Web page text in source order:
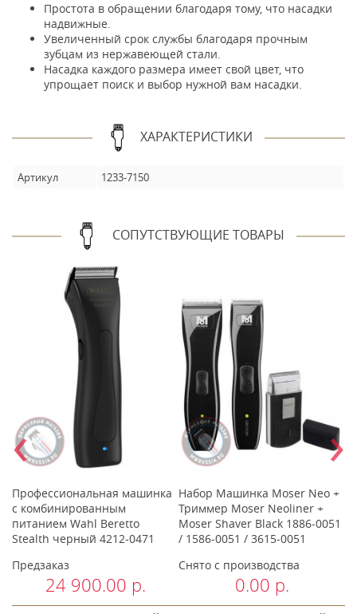
Простота в обращении благодаря тому, что насадки
надвижные.
Увеличенный срок службы благодаря прочным
зубцам из нержавеющей стали.
Насадка каждого размера имеет свой цвет, что
упрощает поиск и выбор нужной вам насадки.
ХАРАКТЕРИСТИКИ
Артикул 1233-7150
СОПУТСТВУЮЩИЕ ТОВАРЫ
Профессиональная машинка
с комбинированным
питанием Wahl Beretto
Stealth черный 4212-0471
Предзаказ
24 900.00 р.
Набор Машинка Moser Neo +
Триммер Moser Neoliner +
Moser Shaver Black 1886-0051
/ 1586-0051 / 3615-0051
Снято с производства
0.00 р.
‹ ›